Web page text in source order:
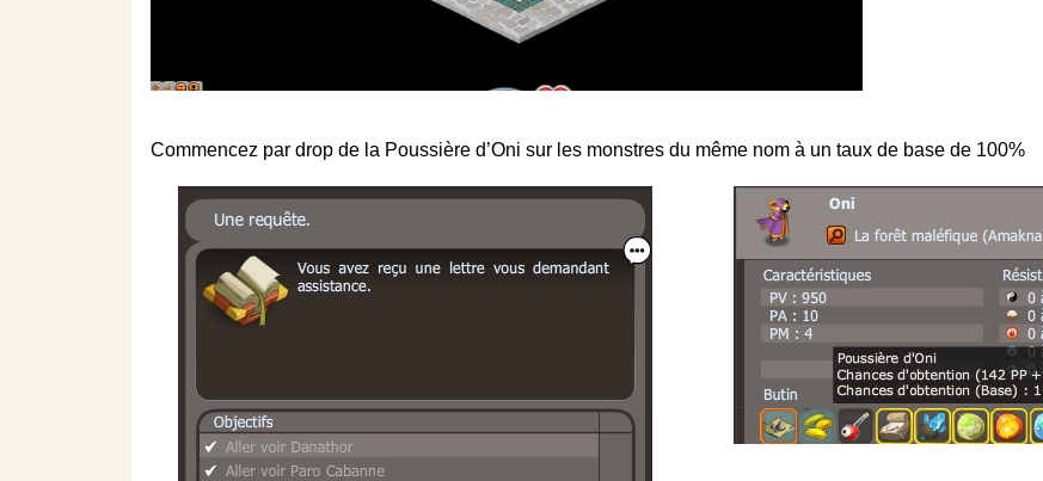
Commencez par drop de la Poussière d’Oni sur les monstres du même nom à un taux de base de 100%